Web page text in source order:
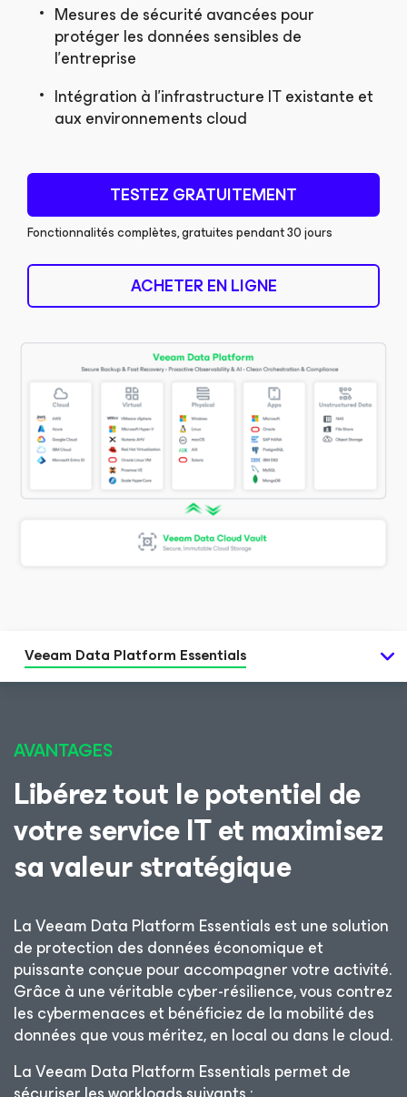
Mesures de sécurité avancées pour
protéger les données sensibles de
l’entreprise
Intégration à l’infrastructure IT existante et
aux environnements cloud
TESTEZ GRATUITEMENT
Fonctionnalités complètes, gratuites pendant 30 jours
ACHETER EN LIGNE
Veeam Data Platform Essentials
AVANTAGES
Libérez tout le potentiel de
votre service IT et maximisez
sa valeur stratégique
La Veeam Data Platform Essentials est une solution
de protection des données économique et
puissante conçue pour accompagner votre activité.
Grâce à une véritable cyber-résilience, vous contrez
les cybermenaces et bénéficiez de la mobilité des
données que vous méritez, en local ou dans le cloud.
La Veeam Data Platform Essentials permet de